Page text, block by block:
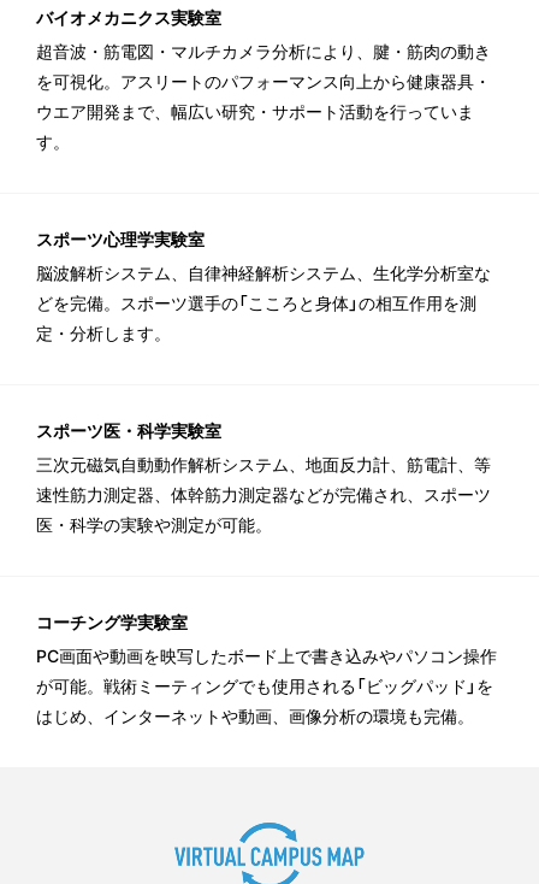
バイオメカニクス実験室
超音波・筋電図・マルチカメラ分析により、腱・筋肉の動き
を可視化。アスリートのパフォーマンス向上から健康器具・
ウエア開発まで、幅広い研究・サポート活動を行っていま
す。
スポーツ心理学実験室
脳波解析システム、自律神経解析システム、生化学分析室な
どを完備。スポーツ選手の「こころと身体」の相互作用を測
定・分析します。
スポーツ医・科学実験室
三次元磁気自動動作解析システム、地面反力計、筋電計、等
速性筋力測定器、体幹筋力測定器などが完備され、スポーツ
医・科学の実験や測定が可能。
コーチング学実験室
PC画面や動画を映写したボード上で書き込みやパソコン操作
が可能。戦術ミーティングでも使用される「ビッグパッド」を
はじめ、インターネットや動画、画像分析の環境も完備。